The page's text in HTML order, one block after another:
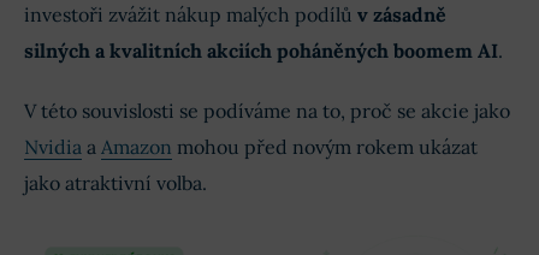
investoři zvážit nákup malých podílů v zásadně
silných a kvalitních akciích poháněných boomem AI.
V této souvislosti se podíváme na to, proč se akcie jako
Nvidia a Amazon mohou před novým rokem ukázat
jako atraktivní volba.